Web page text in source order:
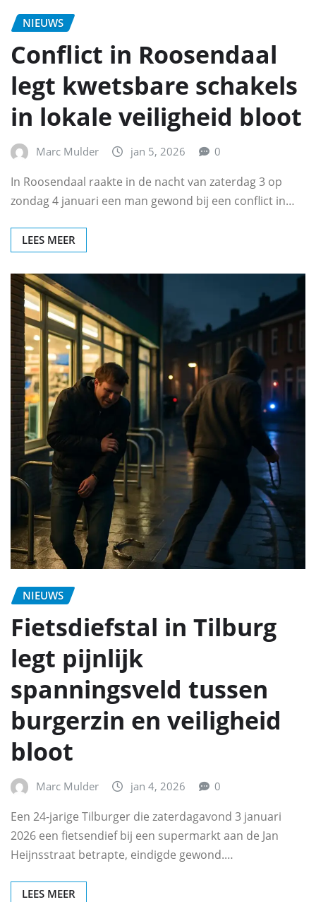
NIEUWS
Conflict in Roosendaal
legt kwetsbare schakels
in lokale veiligheid bloot
Marc Mulder jan 5, 2026 0
In Roosendaal raakte in de nacht van zaterdag 3 op
zondag 4 januari een man gewond bij een conflict in…
LEES MEER
NIEUWS
Fietsdiefstal in Tilburg
legt pijnlijk
spanningsveld tussen
burgerzin en veiligheid
bloot
Marc Mulder jan 4, 2026 0
Een 24-jarige Tilburger die zaterdagavond 3 januari
2026 een fietsendief bij een supermarkt aan de Jan
Heijnsstraat betrapte, eindigde gewond.…
LEES MEER